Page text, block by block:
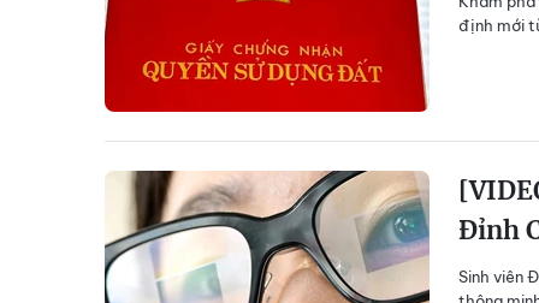
định mới
Đỉnh
Sinh viên